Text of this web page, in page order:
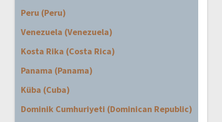
Peru (Peru)
Venezuela (Venezuela)
Kosta Rika (Costa Rica)
Panama (Panama)
Küba (Cuba)
Dominik Cumhuriyeti (Dominican Republic)